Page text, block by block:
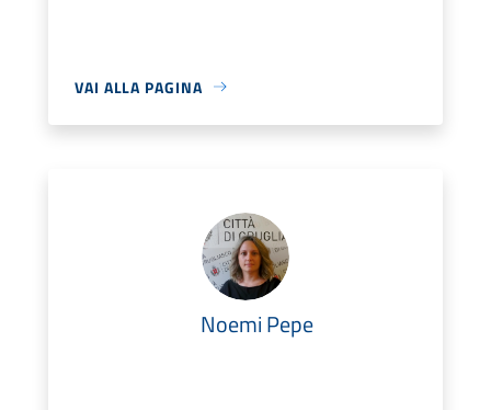
VAI ALLA PAGINA
Noemi Pepe